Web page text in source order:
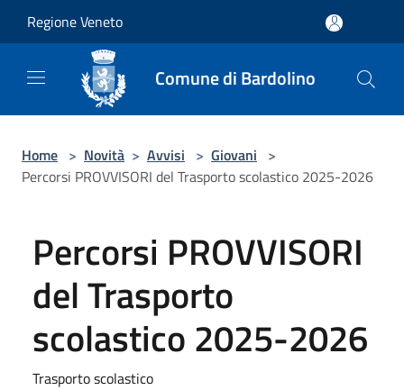
Regione Veneto
Comune di Bardolino
Home > Novità > Avvisi > Giovani >
Percorsi PROVVISORI del Trasporto scolastico 2025-2026
Percorsi PROVVISORI
del Trasporto
scolastico 2025-2026
Trasporto scolastico